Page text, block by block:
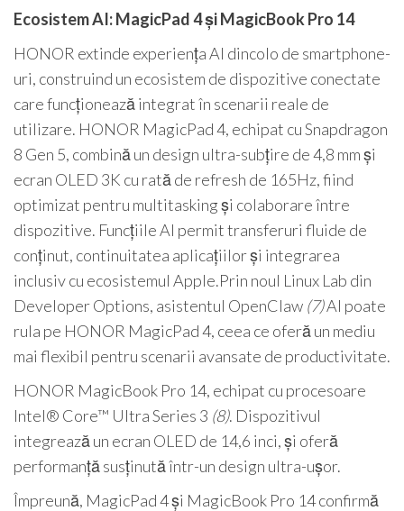
Ecosistem AI: MagicPad 4 și MagicBook Pro 14
HONOR extinde experiența AI dincolo de smartphone-
uri, construind un ecosistem de dispozitive conectate
care funcționează integrat în scenarii reale de
utilizare. HONOR MagicPad 4, echipat cu Snapdragon
8 Gen 5, combină un design ultra-subțire de 4,8 mm și
ecran OLED 3K cu rată de refresh de 165Hz, fiind
optimizat pentru multitasking și colaborare între
dispozitive. Funcțiile AI permit transferuri fluide de
conținut, continuitatea aplicațiilor și integrarea
inclusiv cu ecosistemul Apple.Prin noul Linux Lab din
Developer Options, asistentul OpenClaw (7)AI poate
rula pe HONOR MagicPad 4, ceea ce oferă un mediu
mai flexibil pentru scenarii avansate de productivitate.
HONOR MagicBook Pro 14, echipat cu procesoare
Intel® Core™ Ultra Series 3 (8). Dispozitivul
integrează un ecran OLED de 14,6 inci, și oferă
performanță susținută într-un design ultra-ușor.
Împreună, MagicPad 4 și MagicBook Pro 14 confirmă